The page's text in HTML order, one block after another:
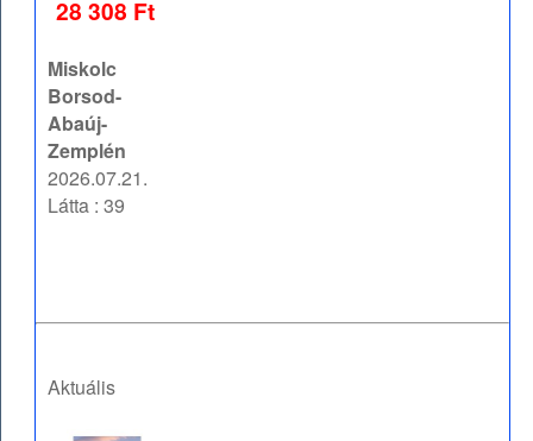
28 308 Ft
Miskolc
Borsod-
Abaúj-
Zemplén
2026.07.21.
Látta : 39
Aktuális